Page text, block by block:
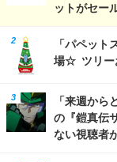
ットがセー
「パペット
場☆ ツリー
「来週か
の『鎧真伝
ない視聴者